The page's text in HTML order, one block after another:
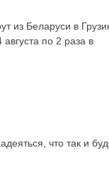
из Беларуси в
по 2 раза в
что так и